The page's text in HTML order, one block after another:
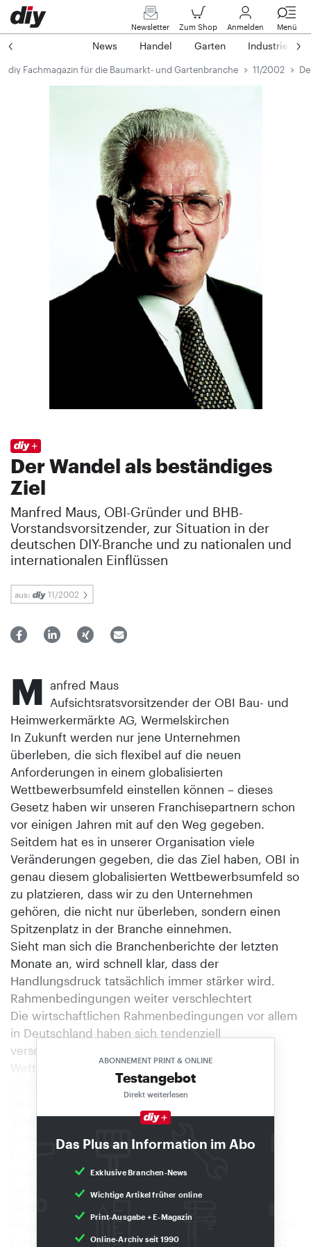
Newsletter Zum Shop Anmelden Menü
News Handel Garten Industrie
diy Fachmagazin für die Baumarkt- und Gartenbranche 11/2002
Der Wandel als beständiges
Ziel
Manfred Maus, OBI-Gründer und BHB-
Vorstandsvorsitzender, zur Situation in der
deutschen DIY-Branche und zu nationalen und
internationalen Einflüssen
aus: 11/2002
Das Plus an Information im Abo
Exklusive Branchen-News
Wichtige Artikel früher online
Print-Ausgabe + E-Magazin
Online-Archiv seit 1990
ABONNEMENT PRINT & ONLINE
Testangebot
Direkt weiterlesen
M anfred Maus
Aufsichtsratsvorsitzender der OBI Bau- und
Heimwerkermärkte AG, Wermelskirchen
In Zukunft werden nur jene Unternehmen
überleben, die sich flexibel auf die neuen
Anforderungen in einem globalisierten
Wettbewerbsumfeld einstellen können – dieses
Gesetz haben wir unseren Franchisepartnern schon
vor einigen Jahren mit auf den Weg gegeben.
Seitdem hat es in unserer Organisation viele
Veränderungen gegeben, die das Ziel haben, OBI in
genau diesem globalisierten Wettbewerbsumfeld so
zu platzieren, dass wir zu den Unternehmen
gehören, die nicht nur überleben, sondern einen
Spitzenplatz in der Branche einnehmen.
Sieht man sich die Branchenberichte der letzten
Monate an, wird schnell klar, dass der
Handlungsdruck tatsächlich immer stärker wird.
Rahmenbedingungen weiter verschlechtert
Die wirtschaftlichen Rahmenbedingungen vor allem
in Deutschland haben sich tendenziell
verschlechtert. Zeichnete sich das
Wettbewerbsumfeld unserer Branche schon im
letzten Jahr durch Stagnation, Flächenüberhang
und den zu erwartenden Markteintritt großer
ausländischer Wettbewerber aus, so kommen im
laufenden Jahr weitere belastende Faktoren hinzu.
(Wachstum und Arbeitslosigkeit) wurden bisher
weitgehend verfehlt. Politische Ereignisse wie der
erschütterten die Menschen und bedeuteten in der
Folge unter anderem zurückhaltende Kauftendenz.